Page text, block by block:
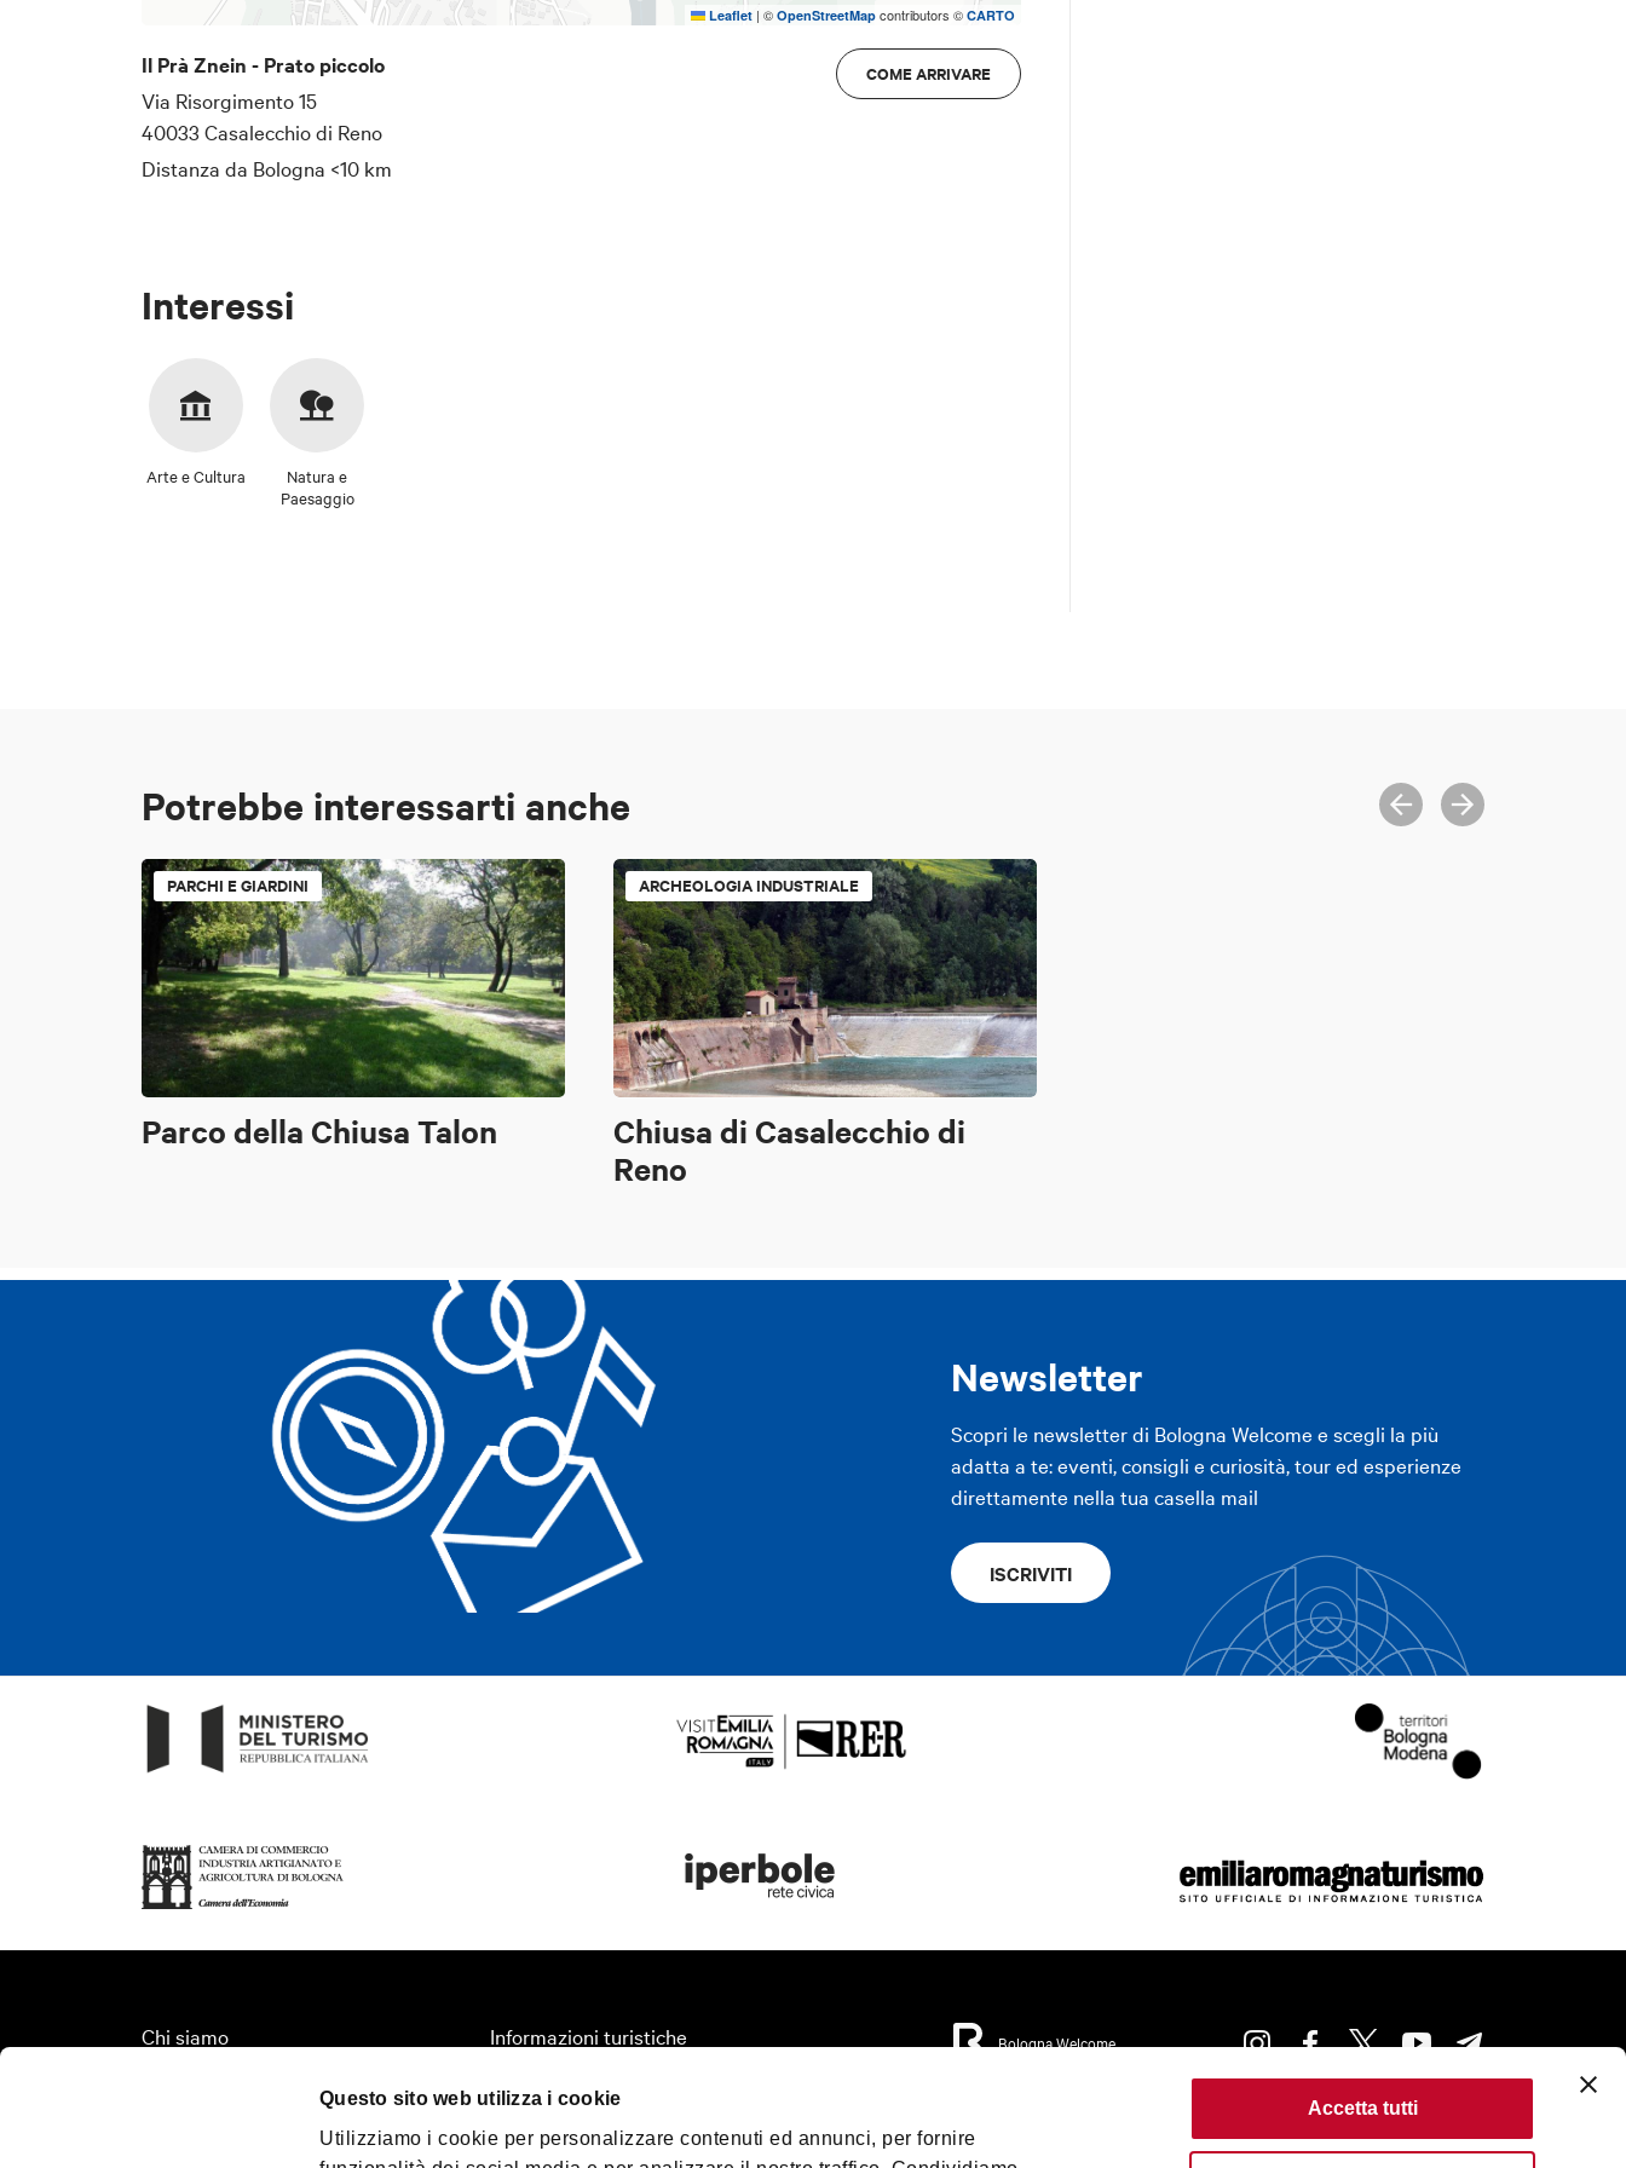
Questo sito web utilizza i cookie
Utilizziamo i cookie per personalizzare contenuti ed annunci, per fornire
Accetta tutti
Leaflet | © OpenStreetMapcontributors © CARTO
Il Prà Znein - Prato piccolo
Via Risorgimento 15
40033 Casalecchio di Reno
Distanza da Bologna <10 km
COME ARRIVARE
Interessi
Arte e Cultura
Natura e
Paesaggio
Potrebbe interessarti anche
PARCHI E GIARDINI
Parco della Chiusa Talon
ARCHEOLOGIA INDUSTRIALE
Chiusa di Casalecchio di
Reno
Newsletter
Scopri le newsletter di Bologna Welcome e scegli la più
adatta a te: eventi, consigli e curiosità, tour ed esperienze
direttamente nella tua casella mail
ISCRIVITI
Chi siamo
Informazioni turistiche
Territorio
Turismo accessibile
Bologna Welcome
Condizioni di Utilizzo
Condizioni di Vendita
Criteri di pubblicazione